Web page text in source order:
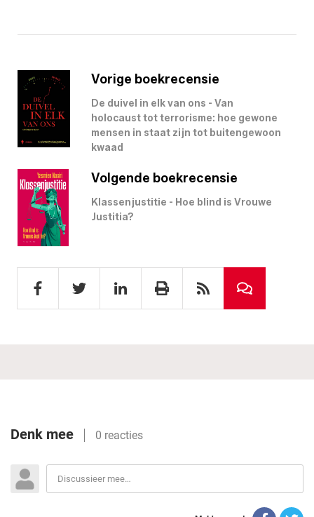
Vorige boekrecensie
De duivel in elk van ons - Van
holocaust tot terrorisme: hoe gewone
mensen in staat zijn tot buitengewoon
kwaad
Volgende boekrecensie
Klassenjustitie - Hoe blind is Vrouwe
Justitia?